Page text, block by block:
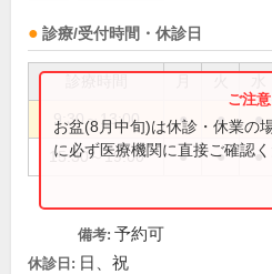
診療/受付時間・休診日
9:30～13:00 ● ● ●
15:30～19:00 ● ● ●
お盆(8月中旬)は休診・休業の
に必ず医療機関に直接ご確認く
備考: 予約可
休診日: 日、祝